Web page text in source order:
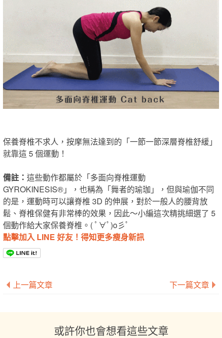
保養脊椎不求人，按摩無法達到的「一節一節深層脊椎舒緩」
就靠這 5 個運動！
備註： 這些動作都屬於「多面向脊椎運動
GYROKINESIS®」，也稱為「舞者的瑜珈」，但與瑜伽不同
的是，運動時可以讓脊椎 3D 的伸展，對於一般人的腰背放
鬆、脊椎保健有非常棒的效果，因此～小編這次精挑細選了 5
個動作給大家保養脊椎。( ﾟ∀ﾟ)o彡ﾟ
點擊加入 LINE 好友！得知更多瘦身新訊
上一篇文章 下一篇文章
或許你也會想看這些文章